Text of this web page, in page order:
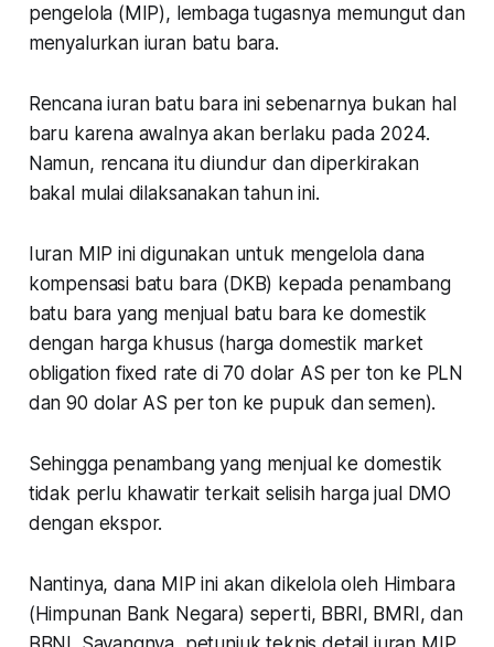
pengelola (MIP), lembaga tugasnya memungut dan
menyalurkan iuran batu bara.
Rencana iuran batu bara ini sebenarnya bukan hal
baru karena awalnya akan berlaku pada 2024.
Namun, rencana itu diundur dan diperkirakan
bakal mulai dilaksanakan tahun ini.
Iuran MIP ini digunakan untuk mengelola dana
kompensasi batu bara (DKB) kepada penambang
batu bara yang menjual batu bara ke domestik
dengan harga khusus (harga domestik market
obligation fixed rate di 70 dolar AS per ton ke PLN
dan 90 dolar AS per ton ke pupuk dan semen).
Sehingga penambang yang menjual ke domestik
tidak perlu khawatir terkait selisih harga jual DMO
dengan ekspor.
Nantinya, dana MIP ini akan dikelola oleh Himbara
(Himpunan Bank Negara) seperti, BBRI, BMRI, dan